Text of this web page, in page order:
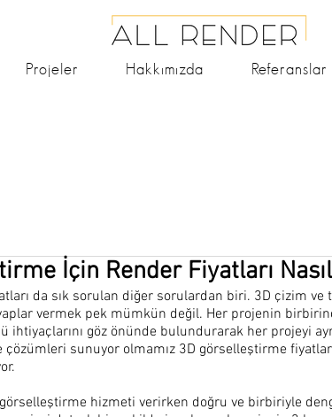
Projeler Hakkımızda Referanslar
İçin Render Fiyatları
da sık sorulan diğer sorulardan biri. 3D çizim ve
vermek pek mümkün değil. Her projenin
ihtiyaçlarını göz önünde bulundurarak her projeyi
sunuyor olmamız 3D görselleştirme
hizmeti verirken doğru ve birbiriyle